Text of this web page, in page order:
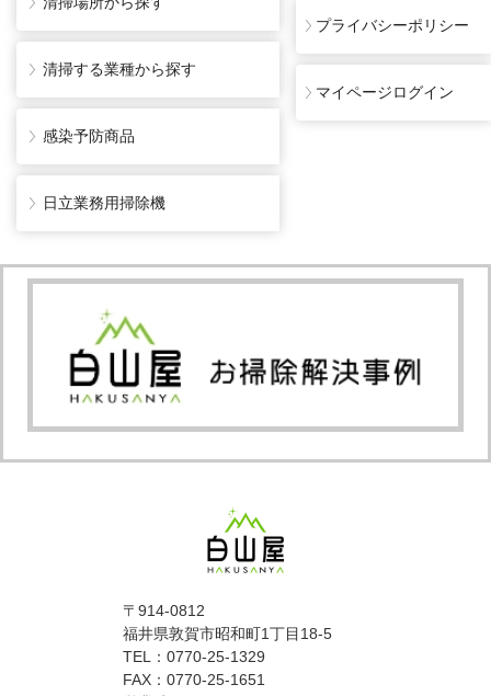
〒914-0812
福井県敦賀市昭和町1丁目18-5
TEL：0770-25-1329
FAX：0770-25-1651
清掃する業種から探す
感染予防商品
日立業務用掃除機
プライバシーポリシー
マイページログイン